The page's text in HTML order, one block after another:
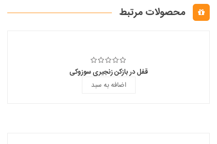
محصولات مرتبط
قفل در بازکن زنجیری سوزوکی
اضافه به سبد